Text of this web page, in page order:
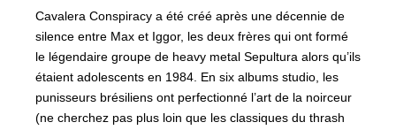
Cavalera Conspiracy a été créé après une décennie de
silence entre Max et Iggor, les deux frères qui ont formé
le légendaire groupe de heavy metal Sepultura alors qu’ils
étaient adolescents en 1984. En six albums studio, les
punisseurs brésiliens ont perfectionné l’art de la noirceur
(ne cherchez pas plus loin que les classiques du thrash